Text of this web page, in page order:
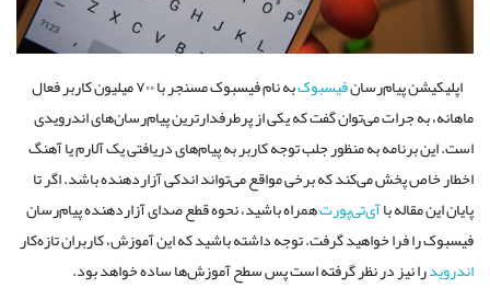
اپلیکیشن پیام‌رسانفیسبوک
به نام فیسبوک مسنجر با ۷۰۰ میلیون کاربر فعال
ماهانه، به جرات می‌توان گفت که یکی از پرطرفدارترین پیام‌رسان‌های اندرویدی
است. این برنامه به منظور جلب توجه کاربر به پیام‌های دریافتی یک آلارم یا آهنگ
اخطار خاص پخش می‌کند که برخی مواقع می‌تواند اندکی آزاردهنده باشد. اگر تا
پایان این مقاله باآی‌تی‌پورتهمراه باشید، نحوه قطع صدای آزاردهنده پیام‌رسان
فیسبوک را فرا خواهید گرفت. توجه داشته باشید که این آموزش، کاربران تازه‌کار
اندرویدرا نیز در نظر گرفته است پس سطح آموزش‌ها ساده خواهد بود.